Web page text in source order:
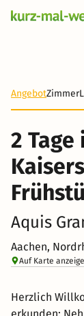
AngebotZimmer
2
Aquis
Aachen,
Auf Karte
Herzlich